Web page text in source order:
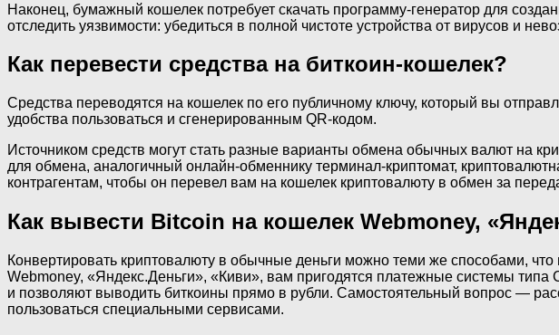
Наконец, бумажный кошелек потребует скачать программу-генератор для
отследить уязвимости: убедиться в полной чистоте устройства от вирусов и
Как перевести средства на биткоин-кошелек?
Средства переводятся на кошелек по его публичному ключу, который вы
удобства пользоваться и сгенерированным QR-кодом.
Источником средств могут стать разные варианты обмена обычных валют на
для обмена, аналогичный онлайн-обменнику терминал-криптомат,
контрагентам, чтобы он перевел вам на кошелек криптовалюту в обмен за
Как вывести Bitcoin на кошелек Webmoney,
Конвертировать криптовалюту в обычные деньги можно теми же способами,
Webmoney, «Яндекс.Деньги», «Киви», вам пригодятся платежные системы
и позволяют выводить биткоины прямо в рубли. Самостоятельный вопрос —
пользоваться специальными сервисами.